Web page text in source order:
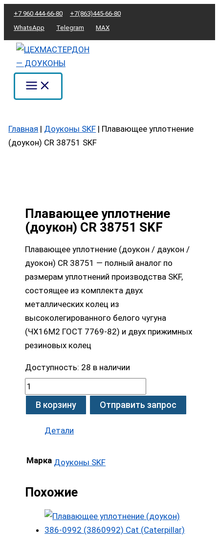
Перейти
содержимому
+7 960 444-66-80
+7(863)445-66-80
WhatsApp
Telegram MAX
Главная | Доуконы SKF | Плавающее уплотнение
(доукон) CR 38751 SKF
Плавающее уплотнение
(доукон) CR 38751 SKF
Плавающее уплотнение (доукон / даукон /
дуокон) CR 38751 — полный аналог по
размерам уплотнений производства SKF,
состоящее из комплекта двух
металлических колец из
высоколегированного белого чугуна
(ЧХ16М2 ГОСТ 7769-82) и двух прижимных
резиновых колец
Доступность: 28 в наличии
Количество
Плавающее
уплотнение
(доукон)
CR
38751
SKF
В корзину Отправить запрос
Детали
Марка Доуконы SKF
Похожие